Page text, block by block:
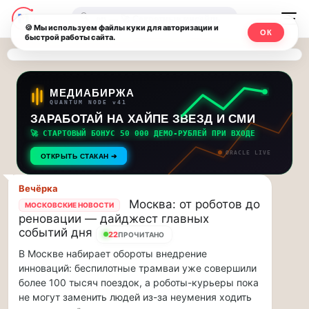
Последние
новости
и
обновления
потока:
Друзья,
приглашаем
на
музыкальную
прогулку
по
Москве
Чайковского!…
Друзья,
приглашаем
на
музыкальную
Москвичи.net
—
Главный
столичный
чат-
мессенджер,
новости
и
инсайды
Москвы
🔍
МЕДИАБИРЖА
QUANTUM NODE v41
ЗАРАБОТАЙ НА ХАЙПЕ ЗВЕЗД И СМИ
🚀 СТАРТОВЫЙ БОНУС 50 000 ДЕМО-РУБЛЕЙ ПРИ ВХОДЕ
ОТКРЫТЬ СТАКАН ➔ ORACLE LIVE
Вечёрка
МОСКОВСКИЕ НОВОСТИ
Москва: от роботов до
реновации — дайджест главных
событий дня
22ПРОЧИТАНО
В Москве набирает обороты внедрение
инноваций: беспилотные трамваи уже совершили
более 100 тысяч поездок, а роботы-курьеры пока
не могут заменить людей из-за неумения ходить
🍪 Мы используем файлы куки для авторизации и
быстрой работы сайта.
ОК